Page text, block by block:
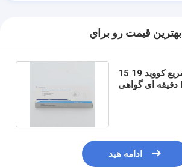
بهترين قيمت رو براي
کیت های تست سریع کووید 19 15
دقیقه ای گواهی ISO کیت تست آنتی
ادامه هید